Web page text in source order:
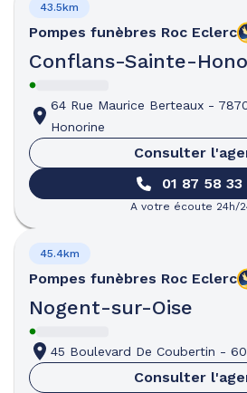
Pompes funèbres Roc Eclerc
Conflans-Sainte-
43.5km
64 Rue Maurice Berteaux -
Honorine
Consulter
01 87 58 33
A votre écoute 24h/
Pompes funèbres Roc Eclerc
Nogent-sur-Oise
45.4km
45 Boulevard De Coubertin -
Consulter